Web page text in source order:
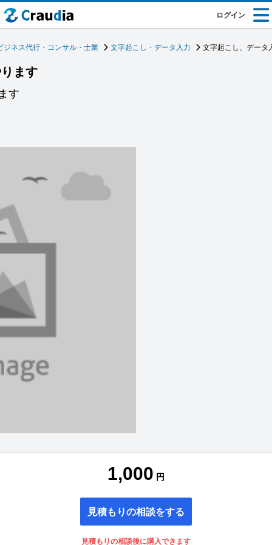
ログイン
ジネス代行・コンサル・士業 文字起こし・データ入力 文字起こし、データ
ます
す
1,000 円
見積もりの相談をする
見積もりの相談後に購入できます